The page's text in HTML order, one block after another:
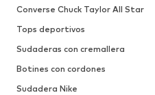
Converse Chuck Taylor All Star
Tops deportivos
Sudaderas con cremallera
Botines con cordones
Sudadera Nike